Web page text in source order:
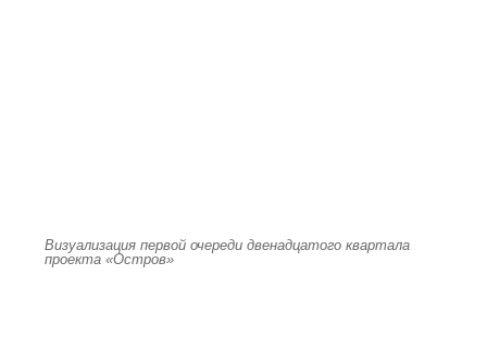
Визуализация первой очереди двенадцатого квартала
проекта «Остров»